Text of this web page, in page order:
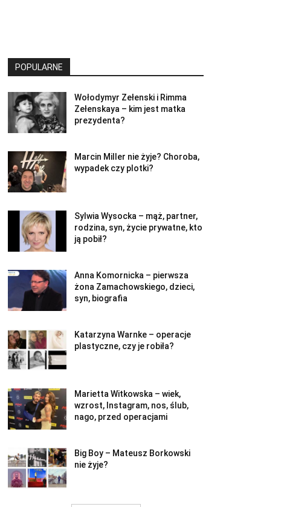
POPULARNE
Wołodymyr Zełenski i Rimma
Zełenskaya – kim jest matka
prezydenta?
Marcin Miller nie żyje? Choroba,
wypadek czy plotki?
Sylwia Wysocka – mąż, partner,
rodzina, syn, życie prywatne, kto
ją pobił?
Anna Komornicka – pierwsza
żona Zamachowskiego, dzieci,
syn, biografia
Katarzyna Warnke – operacje
plastyczne, czy je robiła?
Marietta Witkowska – wiek,
wzrost, Instagram, nos, ślub,
nago, przed operacjami
Big Boy – Mateusz Borkowski
nie żyje?